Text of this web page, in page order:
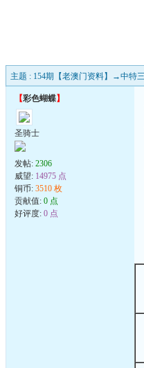
主题 : 154期【老澳门资料】→中特
【彩色蝴蝶】
圣骑士
发帖: 2306
威望: 14975 点
铜币: 3510 枚
贡献值: 0 点
好评度: 0 点